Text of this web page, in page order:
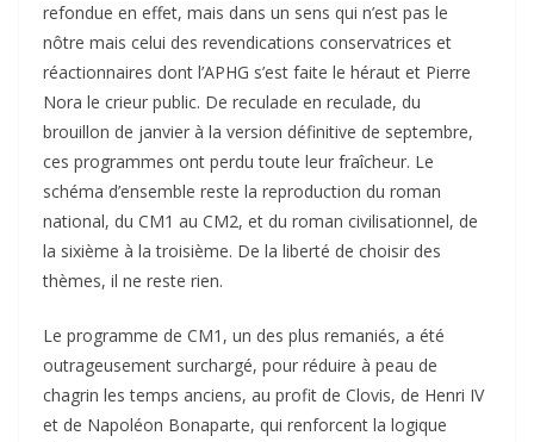
refondue en effet, mais dans un sens qui n’est pas le
nôtre mais celui des revendications conservatrices et
réactionnaires dont l’APHG s’est faite le héraut et Pierre
Nora le crieur public. De reculade en reculade, du
brouillon de janvier à la version définitive de septembre,
ces programmes ont perdu toute leur fraîcheur. Le
schéma d’ensemble reste la reproduction du roman
national, du CM1 au CM2, et du roman civilisationnel, de
la sixième à la troisième. De la liberté de choisir des
thèmes, il ne reste rien.
Le programme de CM1, un des plus remaniés, a été
outrageusement surchargé, pour réduire à peau de
chagrin les temps anciens, au profit de Clovis, de Henri IV
et de Napoléon Bonaparte, qui renforcent la logique